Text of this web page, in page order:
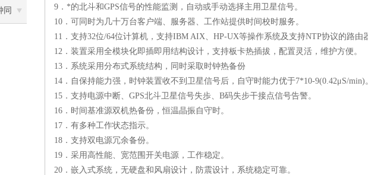
同
9 ．*的北斗和GPS信号的性能监测，自动或手动选择主用卫星信号。
10 ．可同时为几十万台客户端、服务器、工作站提供时间校时服务。
11 ．支持32位/64位计算机，支持IBM AIX、HP-UX等操作系统及支持NTP协议的路由
12 ．装置采用全模块化即插即用结构设计，支持板卡热插拔，配置灵活，维护方便。
13 ．系统采用分布式系统结构，同时采取时钟热备份
14 ．自保持能力强，时钟装置收不到卫星信号后，自守时能力优于7*10-9(0.42μS/min)
15 ．支持电源中断、GPS北斗卫星信号失歩、B码失步干接点信号告警。
16 ．时间基准源双机热备份，恒温晶振自守时。
17 ．有多种工作状态指示。
18 ．支持双电源冗余备份。
19 ．采用高性能、宽范围开关电源，工作稳定。
20 ．嵌入式系统，无硬盘和风扇设计，防震设计，系统稳定可靠。